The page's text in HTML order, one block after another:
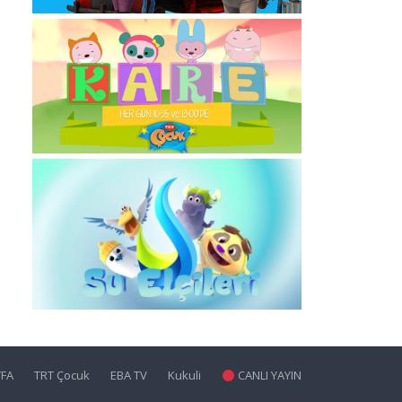
TRT Çocuk EBA TV Kukuli CANLI YAYIN